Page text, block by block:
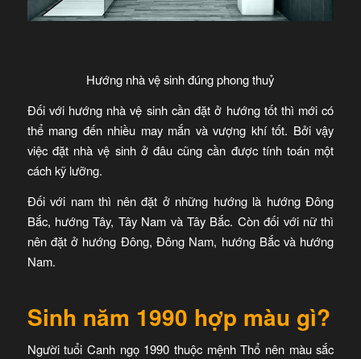
Hướng nhà vệ sinh đúng phong thuỷ
Đối với hướng nhà vệ sinh cần đặt ở hướng tốt thì mới có
thể mang đến nhiều may mắn và vượng khí tốt. Bởi vậy
việc đặt nhà vệ sinh ở đâu cũng cần được tính toán một
cách kỹ lưỡng.
Đối với nam thì nên đặt ở những hướng là hướng Đông
Bắc, hướng Tây, Tây Nam và Tây Bắc. Còn đối với nữ thì
nên đặt ở hướng Đông, Đông Nam, hướng Bắc và hướng
Nam.
Sinh năm 1990 hợp màu gì?
Người tuổi Canh ngọ 1990 thuộc mệnh Thổ nên màu sắc